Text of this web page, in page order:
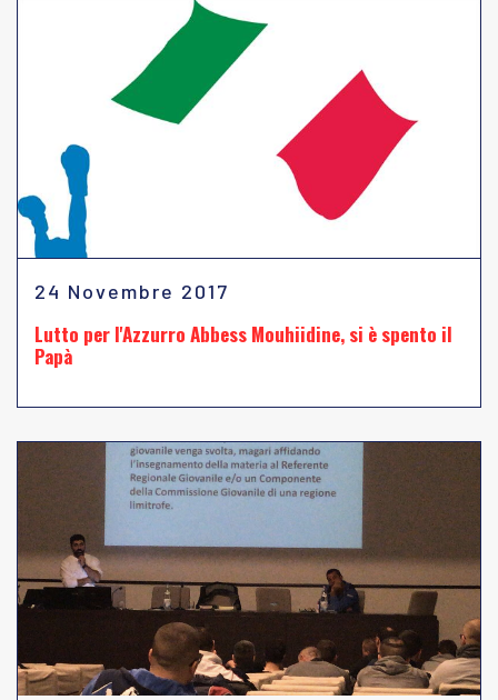
24 Novembre 2017
Lutto per l'Azzurro Abbess Mouhiidine, si è spento il
Papà